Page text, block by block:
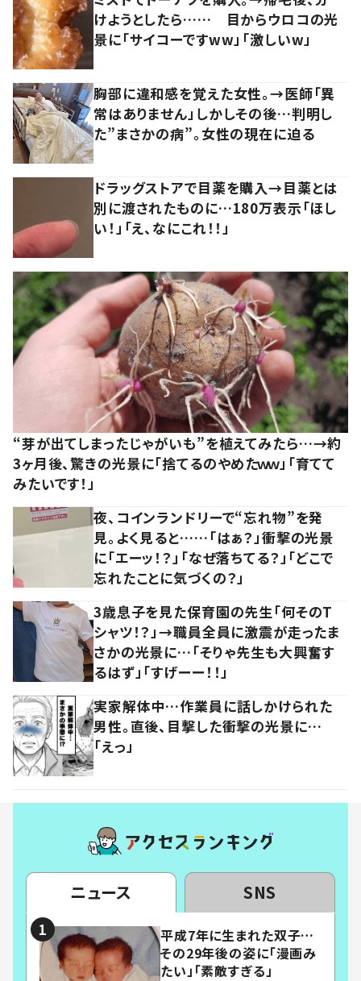
けようとしたら…… 目からウロコの光
景に「サイコーですww」「激しいw」
胸部に違和感を覚えた女性。→医師「異
常はありません」しかしその後…判明し
た”まさかの病”。女性の現在に迫る
ドラッグストアで目薬を購入→目薬とは
別に渡されたものに…180万表示「ほし
い！」「え、なにこれ！！」
“芽が出てしまったじゃがいも”を植えてみたら…→約
3ヶ月後、驚きの光景に「捨てるのやめたｗｗ」「育てて
みたいです！」
夜、コインランドリーで“忘れ物”を発
見。よく見ると……「はぁ？」衝撃の光景
に「エーッ！？」「なぜ落ちてる？」「どこで
忘れたことに気づくの？」
3歳息子を見た保育園の先生「何そのT
シャツ！？」→職員全員に激震が走ったま
さかの光景に…「そりゃ先生も大興奮す
るはず」「すげーー！！」
実家解体中…作業員に話しかけられた
男性。直後、目撃した衝撃の光景に…
「えっ」
ニュース SNS
平成7年に生まれた双子…
その29年後の姿に「漫画み
たい」「素敵すぎる」